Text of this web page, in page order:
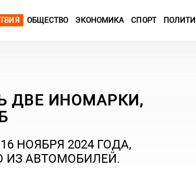
ОБЩЕСТВО ЭКОНОМИКА СПОРТ
ДВЕ ИНОМАРКИ,
НОЯБРЯ 2024 ГОДА,
ИЗ АВТОМОБИЛЕЙ.